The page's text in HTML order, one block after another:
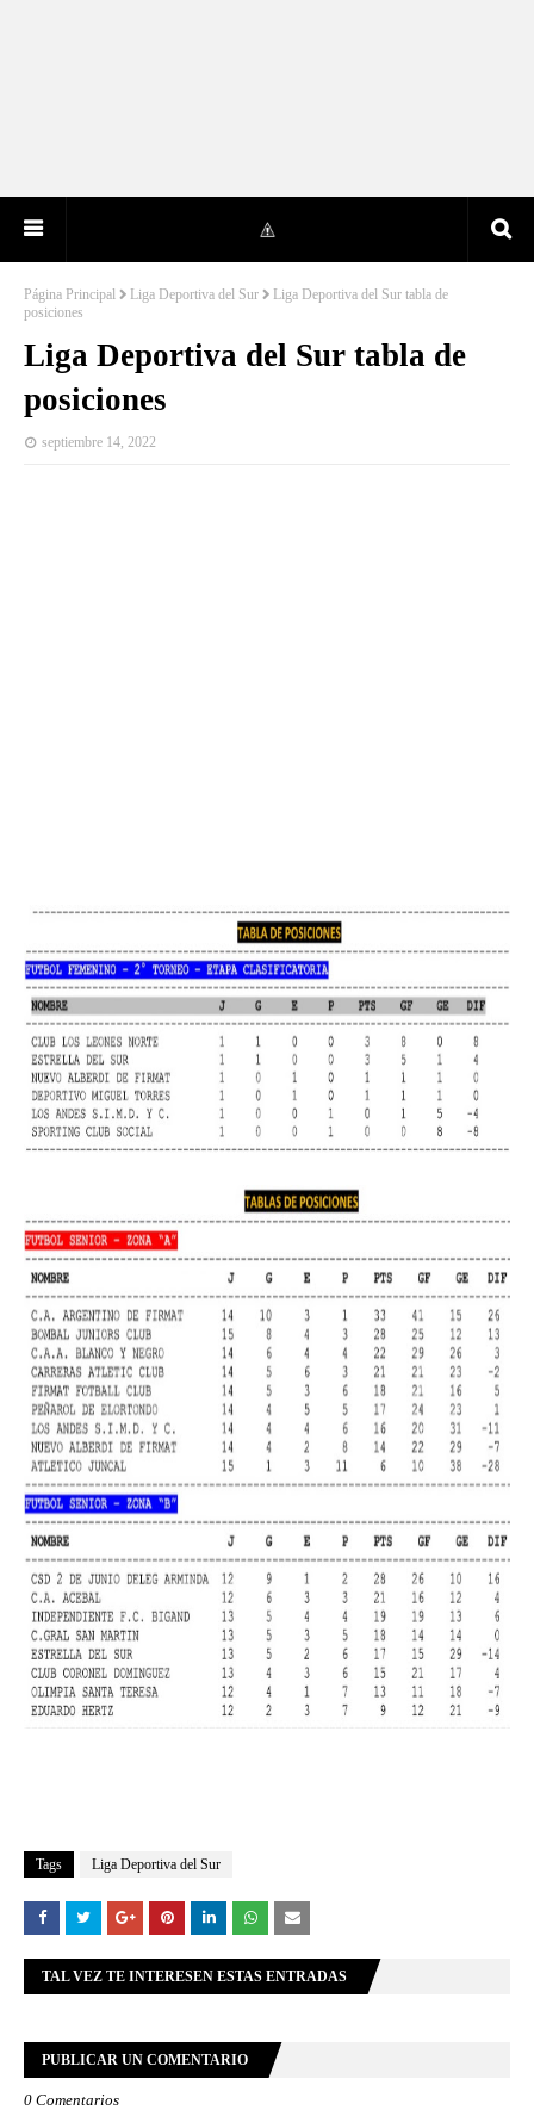
Página Principal Liga Deportiva del Sur
Liga Deportiva del Sur tabla de
posiciones
Liga Deportiva del Sur tabla de
posiciones
septiembre 14, 2022
Tags Liga Deportiva del Sur
TAL VEZ TE INTERESEN ESTAS ENTRADAS
PUBLICAR UN COMENTARIO
0 Comentarios